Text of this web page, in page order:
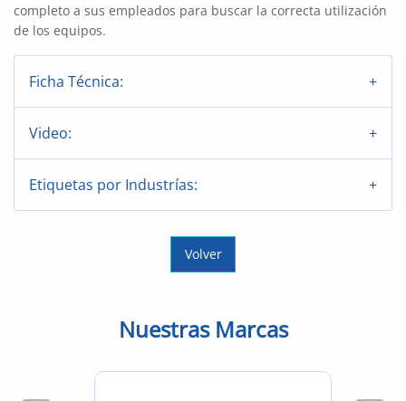
completo a sus empleados para buscar la correcta utilización
de los equipos.
Ficha Técnica:
Video:
Etiquetas por Industrías:
Volver
Nuestras Marcas